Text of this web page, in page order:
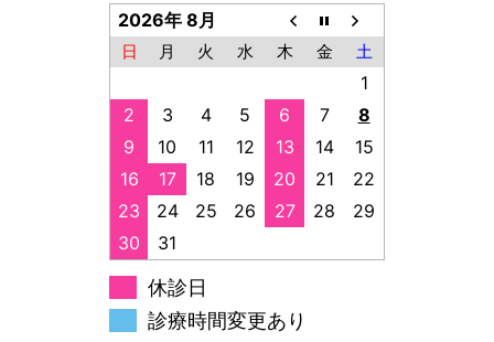
2026年 8月
日 月 火 水 木 金 土
1
2
3 4 5 6 7
8
9
10 11 12 13 14
15
16
17 18 19 20 21
22
23
24 25 26 27 28
29
30
31
休診日
診療時間変更あり